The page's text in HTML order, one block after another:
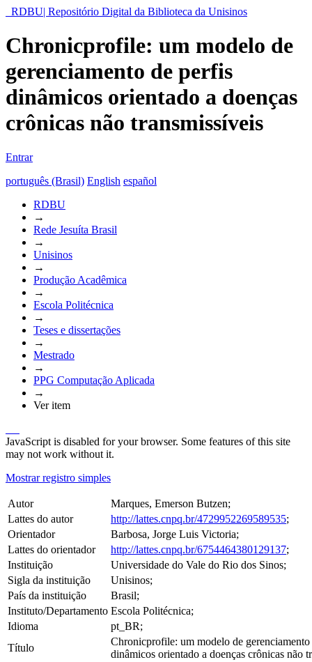
RDBU| Repositório Digital da Biblioteca da Unisinos
Chronicprofile: um modelo de
gerenciamento de perfis
dinâmicos orientado a doenças
crônicas não transmissíveis
Entrar
português (Brasil) English español
RDBU
→
Rede Jesuíta Brasil
→
Unisinos
→
Produção Acadêmica
→
Escola Politécnica
→
Teses e dissertações
→
Mestrado
→
PPG Computação Aplicada
→
Ver item
JavaScript is disabled for your browser. Some features of this site
may not work without it.
Mostrar registro simples
Autor
Marques, Emerson Butzen;
Lattes do autor
http://lattes.cnpq.br/4729952269589535;
Orientador
Barbosa, Jorge Luis Victoria;
Lattes do orientador
http://lattes.cnpq.br/6754464380129137;
Instituição
Universidade do Vale do Rio dos Sinos;
Sigla da instituição
Unisinos;
País da instituição
Brasil;
Instituto/Departamento Escola Politécnica;
Idioma
pt_BR;
Título
Chronicprofile: um modelo de
dinâmicos orientado a doenças crônicas não